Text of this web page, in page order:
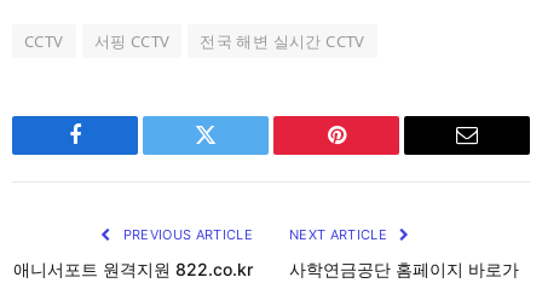
CCTV 서핑 CCTV 전국 해변 실시간 CCTV
Facebook Twitter Pinterest Email
PREVIOUS ARTICLE
애니서포트 원격지원 822.co.kr
NEXT ARTICLE
사학연금공단 홈페이지 바로가